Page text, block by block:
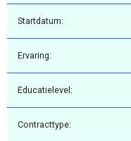
Startdatum:
Ervaring:
Educatielevel:
Contracttype: